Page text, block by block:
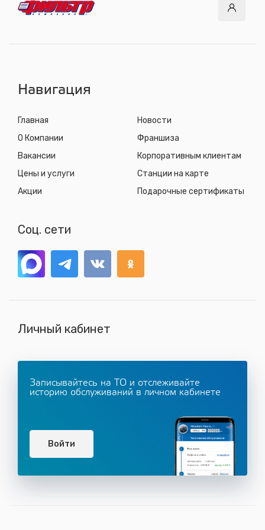
с 8.00 до 22.30, без выходных
Навигация
Главная
О Компании
Вакансии
Цены и услуги
Акции
Новости
Франшиза
Корпоративным клиентам
Станции на карте
Подарочные сертификаты
Соц. сети
Личный кабинет
Записывайтесь на ТО и отслеживайте
историю обслуживаний в личном кабинете
Войти